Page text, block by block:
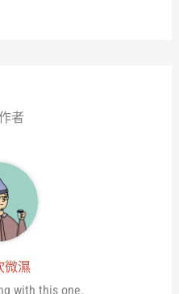
者
微濕
with this one.